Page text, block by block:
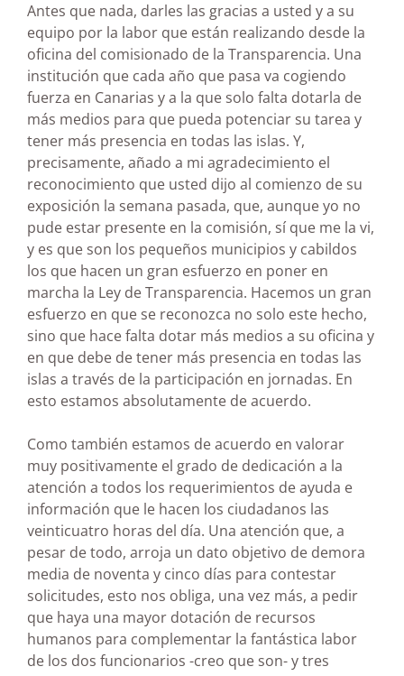
Antes que nada, darles las gracias a usted y a su
equipo por la labor que están realizando desde la
oficina del comisionado de la Transparencia. Una
institución que cada año que pasa va cogiendo
fuerza en Canarias y a la que solo falta dotarla de
más medios para que pueda potenciar su tarea y
tener más presencia en todas las islas. Y,
precisamente, añado a mi agradecimiento el
reconocimiento que usted dijo al comienzo de su
exposición la semana pasada, que, aunque yo no
pude estar presente en la comisión, sí que me la vi,
y es que son los pequeños municipios y cabildos
los que hacen un gran esfuerzo en poner en
marcha la Ley de Transparencia. Hacemos un gran
esfuerzo en que se reconozca no solo este hecho,
sino que hace falta dotar más medios a su oficina y
en que debe de tener más presencia en todas las
islas a través de la participación en jornadas. En
esto estamos absolutamente de acuerdo.
Como también estamos de acuerdo en valorar
muy positivamente el grado de dedicación a la
atención a todos los requerimientos de ayuda e
información que le hacen los ciudadanos las
veinticuatro horas del día. Una atención que, a
pesar de todo, arroja un dato objetivo de demora
media de noventa y cinco días para contestar
solicitudes, esto nos obliga, una vez más, a pedir
que haya una mayor dotación de recursos
humanos para complementar la fantástica labor
de los dos funcionarios -creo que son- y tres